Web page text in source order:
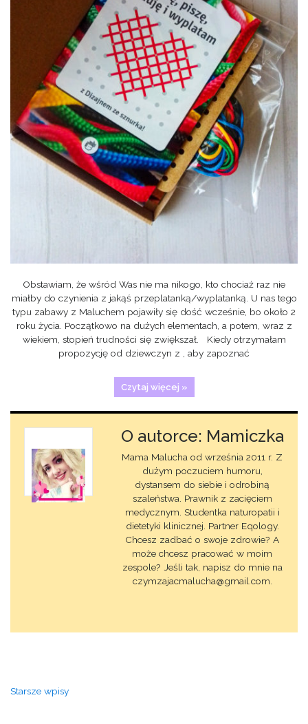
Obstawiam, że wśród Was nie ma nikogo, kto chociaż raz nie
miałby do czynienia z jakąś przeplatanką/wyplatanką. U nas tego
typu zabawy z Maluchem pojawiły się dość wcześnie, bo około 2
roku życia. Początkowo na dużych elementach, a potem, wraz z
wiekiem, stopień trudności się zwiększał. Kiedy otrzymałam
propozycję od dziewczyn z , aby zapoznać
Czytaj więcej »
O autorce: Mamiczka
Mama Malucha od września 2011 r. Z
dużym poczuciem humoru,
dystansem do siebie i odrobiną
szaleństwa. Prawnik z zacięciem
medycznym. Studentka naturopatii i
dietetyki klinicznej. Partner Eqology.
Chcesz zadbać o swoje zdrowie? A
może chcesz pracować w moim
zespole? Jeśli tak, napisz do mnie na
czymzajacmalucha@gmail.com.
Nawigacja
Starsze wpisy